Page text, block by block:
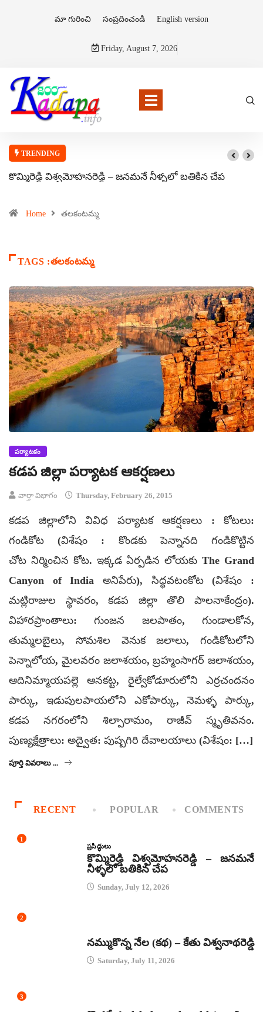
మా గురించి సంప్రదించండి English version
Friday, August 7, 2026
TRENDING
కొమ్మిరెడ్డి విశ్వమోహనరెడ్డి – జనమనే నీళ్ళలో బతికిన చేప
Home తలకంటమ్మ
TAGS :తలకంటమ్మ
పర్యాటకం
కడప జిల్లా పర్యాటక ఆకర్షణలు
వార్తా విభాగం Thursday, February 26, 2015
కడప జిల్లాలోని వివిధ పర్యాటక ఆకర్షణలు : కోటలు:
గండికోట (విశేషం : కొండకు పెన్నానది గండికొట్టిన
చోట నిర్మించిన కోట. ఇక్కడ ఏర్పడిన లోయకు The Grand
Canyon of India అనిపేరు), సిద్ధవటంకోట (విశేషం :
మట్లిరాజుల స్థావరం, కడప జిల్లా తొలి పాలనాకేంద్రం).
విహారప్రాంతాలు: గుంజన జలపాతం, గుండాలకోన,
తుమ్మలబైలు, సోమశిల వెనుక జలాలు, గండికోటలోని
పెన్నాలోయ, మైలవరం జలాశయం, బ్రహ్మంసాగర్ జలాశయం,
ఆదినిమ్మాయపల్లె ఆనకట్ట, రైల్వేకోడూరులోని ఎర్రచందనం
పార్కు, ఇడుపులపాయలోని ఎకోపార్కు, నెమళ్ళ పార్కు,
కడప నగరంలోని శిల్పారామం, రాజీవ్ స్మృతివనం.
పుణ్యక్షేత్రాలు: అద్వైత: పుష్పగిరి దేవాలయాలు (విశేషం: […]
పూర్తి వివరాలు ...
RECENT POPULAR COMMENTS
1
ప్రసిద్ధులు
కొమ్మిరెడ్డి విశ్వమోహనరెడ్డి – జనమనే
నీళ్ళలో బతికిన చేప
Sunday, July 12, 2026
2
నమ్ముకొన్న నేల (కథ) – కేతు విశ్వనాథరెడ్డి
Saturday, July 11, 2026
3